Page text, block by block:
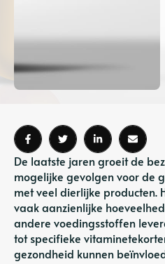
De laatste jaren groeit de
mogelijke gevolgen voor de
met veel dierlijke producten.
vaak aanzienlijke
andere voedingsstoffen
tot specifieke
gezondheid kunnen